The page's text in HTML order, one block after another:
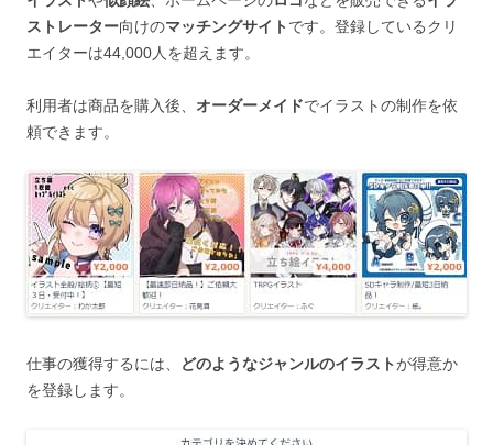
ストレーター向けのマッチングサイト です。登録しているクリ
エイターは44,000人を超えます。
利用者は商品を購入後、 オーダーメイドでイラストの制作を依
頼できます。
仕事の獲得するには、 どのようなジャンルのイラストが得意か
を登録します。